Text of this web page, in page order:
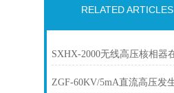
RELATED ARTICLES